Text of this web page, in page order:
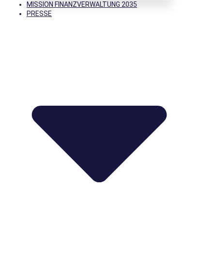
MISSION FINANZVERWALTUNG 2035
PRESSE